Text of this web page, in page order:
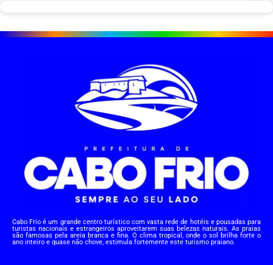
Cabo Frio é um grande centro turístico com vasta rede de hotéis e pousadas para
turistas nacionais e estrangeiros aproveitarem suas belezas naturais. As praias
são famosas pela areia branca e fina. O clima tropical, onde o sol brilha forte o
ano inteiro e quase não chove, estimula fortemente este turismo praiano.